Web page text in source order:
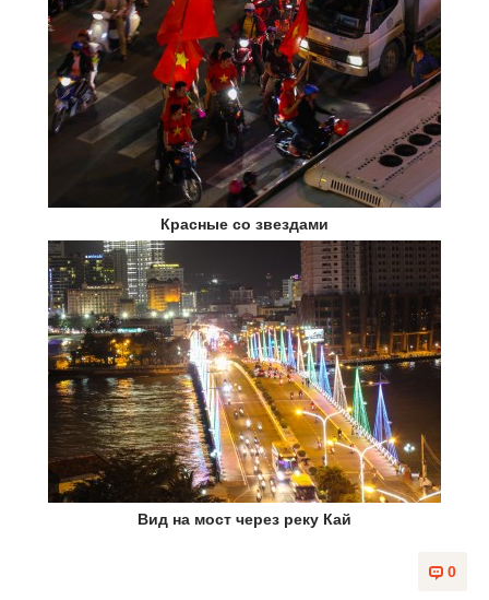
Красные со звездами
Вид на мост через реку Кай
0